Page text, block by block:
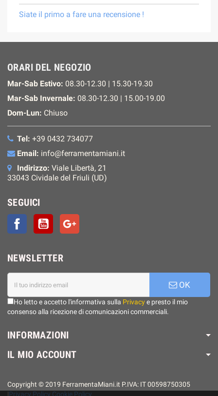
Siate il primo a fare una recensione !
ORARI DEL NEGOZIO
Mar-Sab Estivo: 08.30-12.30 | 15.30-19.30
Mar-Sab Invernale: 08.30-12.30 | 15.00-19.00
Dom-Lun: Chiuso
Tel: +39 0432 734077
Email: info@ferramentamiani.it
Indirizzo: Viale Libertà, 21
33043 Cividale del Friuli (UD)
SEGUICI
FacebookYouTube
NEWSLETTER
OK
Ho letto e accetto l'informativa sulla Privacye presto il mio
consenso alla ricezione di comunicazioni commerciali.
INFORMAZIONI
IL MIO ACCOUNT
Copyright © 2019 FerramentaMiani.it P.IVA: IT 00598750305